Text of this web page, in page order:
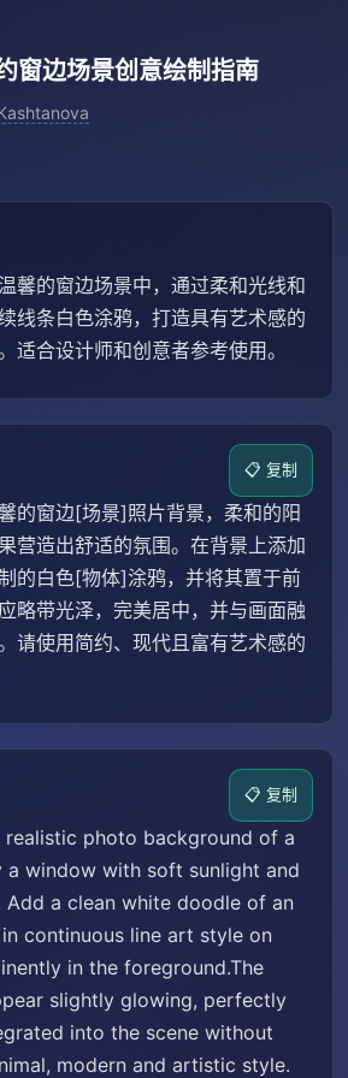
窗边场景创意绘制指南
馨的窗边场景中，通过柔和光线和
线条白色涂鸦，打造具有艺术感的
适合设计师和创意者参考使用。
📋 复制
的窗边[场景]照片背景，柔和的阳
营造出舒适的氛围。在背景上添加
的白色[物体]涂鸦，并将其置于前
略带光泽，完美居中，并与画面融
请使用简约、现代且富有艺术感的
📋 复制
realistic photo background of a
a window with soft sunlight and
Add a clean white doodle of an
continuous line art style on
in the foreground.The
slightly glowing, perfectly
into the scene without
modern and artistic style.